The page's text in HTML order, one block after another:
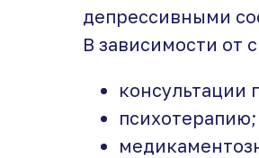
депрессивными
В зависимости от
консультации
психотерапию;